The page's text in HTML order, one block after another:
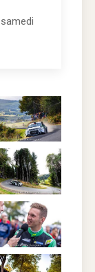
samedi